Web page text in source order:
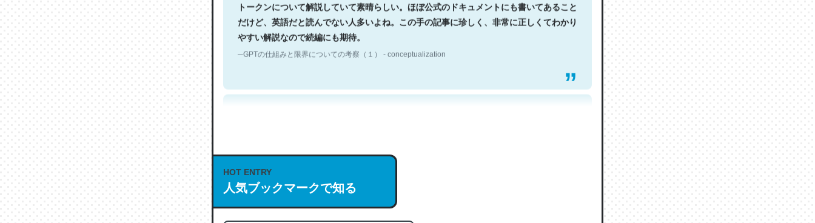
だけど、英語だと読んでない人多いよね。この手の記事に珍しく、非常に正しくてわかり
やすい解説なので続編にも期待。
─GPTの仕組みと限界についての考察（１） - conceptualization
HOT ENTRY
人気ブックマークで知る